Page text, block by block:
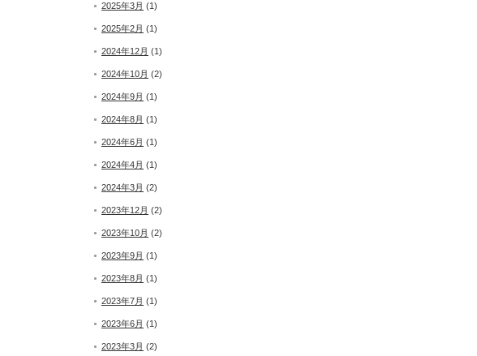
2025年3月 (1)
2025年2月 (1)
2024年12月 (1)
2024年10月 (2)
2024年9月 (1)
2024年8月 (1)
2024年6月 (1)
2024年4月 (1)
2024年3月 (2)
2023年12月 (2)
2023年10月 (2)
2023年9月 (1)
2023年8月 (1)
2023年7月 (1)
2023年6月 (1)
2023年3月 (2)